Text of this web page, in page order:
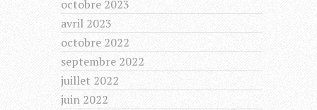
octobre 2023
avril 2023
octobre 2022
septembre 2022
juillet 2022
juin 2022